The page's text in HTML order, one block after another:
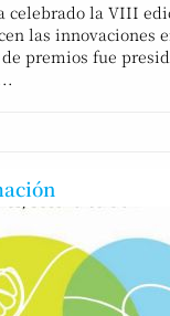
celebrado la VIII
las innovaciones
premios fue